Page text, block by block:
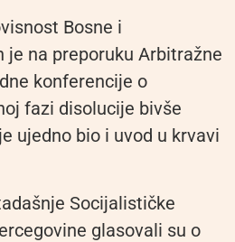
Bosne i
je na preporuku Arbitražne
konferencije o
fazi disolucije bivše
ujedno bio i uvod u krvavi
Socijalističke
glasovali su o